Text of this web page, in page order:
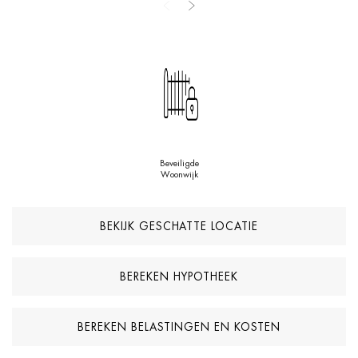
strand en directe toegang tot de levensstijl en voorzieningen van
Beveiligde
Woonwijk
BEKIJK GESCHATTE LOCATIE
BEREKEN HYPOTHEEK
BEREKEN BELASTINGEN EN KOSTEN